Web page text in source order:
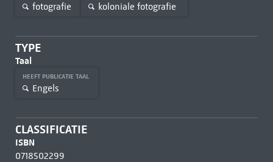
fotografie koloniale fotografie
TYPE
Taal
HEEFT PUBLICATIE TAAL
Engels
CLASSIFICATIE
ISBN
0718502299